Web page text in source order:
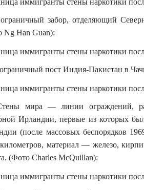
забор, отделяющий
Ng Han Guan):
пост Индия-Пакистан в
мира — линии ограждений,
Ирландии, первые из которых
(после массовых беспорядков
материал — железо,
(Фото Charles McQuillan):